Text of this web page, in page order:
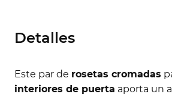
Detalles
Este par de rosetas cromadas
interiores de puerta aporta un